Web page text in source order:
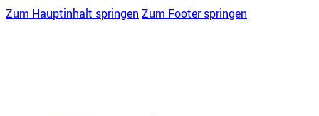
Zum Hauptinhalt springen Zum Footer springen